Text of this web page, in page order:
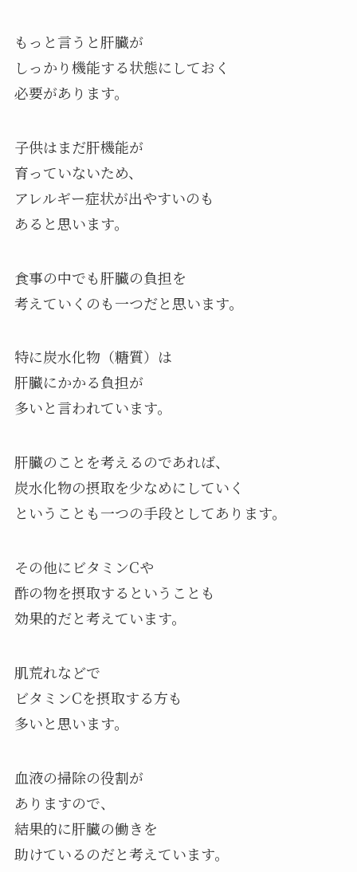
もっと言うと肝臓が
しっかり機能する状態にしておく
必要があります。
子供はまだ肝機能が
育っていないため、
アレルギー症状が出やすいのも
あると思います。
食事の中でも肝臓の負担を
考えていくのも一つだと思います。
特に炭水化物（糖質）は
肝臓にかかる負担が
多いと言われています。
肝臓のことを考えるのであれば、
炭水化物の摂取を少なめにしていく
ということも一つの手段としてあります。
その他にビタミンCや
酢の物を摂取するということも
効果的だと考えています。
肌荒れなどで
ビタミンCを摂取する方も
多いと思います。
血液の掃除の役割が
ありますので、
結果的に肝臓の働きを
助けているのだと考えています。